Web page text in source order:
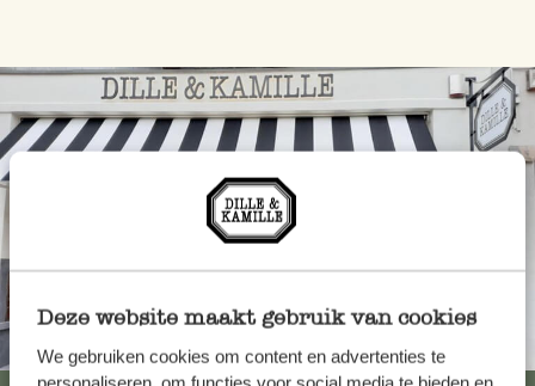
Deze website maakt gebruik van cookies
We gebruiken cookies om content en advertenties te
Toujours à proximité